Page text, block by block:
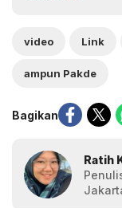
video Link
ampun Pakde
Bagikan
Ratih